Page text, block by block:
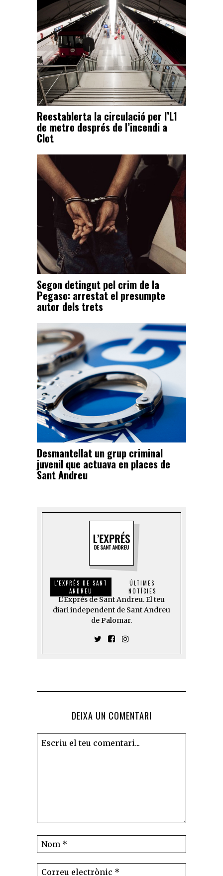
Reestablerta la circulació per l’L1
de metro després de l’incendi a
Clot
Segon detingut pel crim de la
Pegaso: arrestat el presumpte
autor dels trets
Desmantellat un grup criminal
juvenil que actuava en places de
Sant Andreu
L'EXPRÉS DE SANT
ANDREU
ÚLTIMES
NOTÍCIES
L'Exprés de Sant Andreu. El teu
diari independent de Sant Andreu
de Palomar.
DEIXA UN COMENTARI